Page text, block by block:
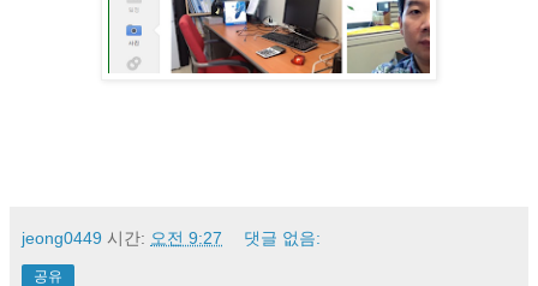
jeong0449 시간: 오전 9:27 댓글 없음:
공유